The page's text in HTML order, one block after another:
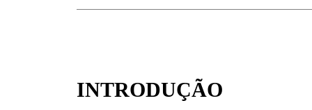
INTRODUÇÃO